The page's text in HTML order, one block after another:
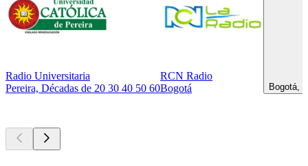
Radio Universitaria
Pereira, Décadas de 20 30 40 50 60
RCN Radio
Bogotá
Bogotá,